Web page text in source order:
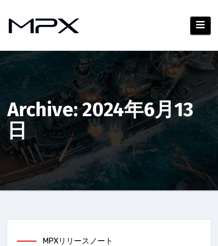
ツ
ッ
プ
Archive: 2024年6月13
日
MPXリリースノート